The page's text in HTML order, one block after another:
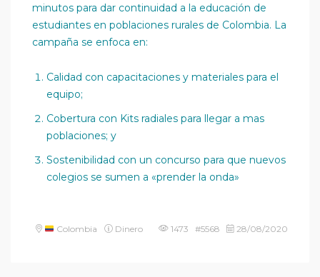
minutos para dar continuidad a la educación de
estudiantes en poblaciones rurales de Colombia. La
campaña se enfoca en:
Calidad con capacitaciones y materiales para el
equipo;
Cobertura con Kits radiales para llegar a mas
poblaciones; y
Sostenibilidad con un concurso para que nuevos
colegios se sumen a «prender la onda»
Colombia Dinero 1473 #5568 28/08/2020